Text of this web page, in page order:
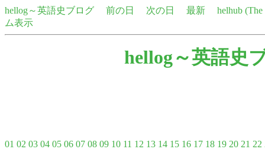
hellog～英語史ブログ 前の日 次の日 最新
helhub
ム表示
hellog～英語史
01 02 03 04 05 06 07 08 09 10 11 12 13 14 15 16 17 18 19 20 21 22